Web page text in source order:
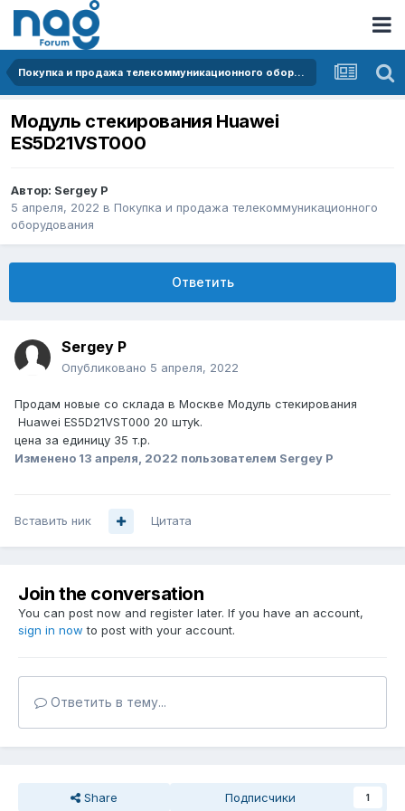
Покупка и продажа телекоммуникационного оборудования
Модуль стекирования Huawei
ES5D21VST000
Автор: Sergey P
5 апреля, 2022 в Покупка и продажа телекоммуникационного
оборудования
Ответить
Sergey P
Опубликовано 5 апреля, 2022
Продам новые со склада в Москве Модуль стекирования
Huawei ES5D21VST000 20 штуk.
цена за единицу 35 т.р.
Изменено 13 апреля, 2022 пользователем Sergey P
Вставить ник Цитата
Join the conversation
You can post now and register later. If you have an account,
sign in now to post with your account.
Ответить в тему...
Share Подписчики 1